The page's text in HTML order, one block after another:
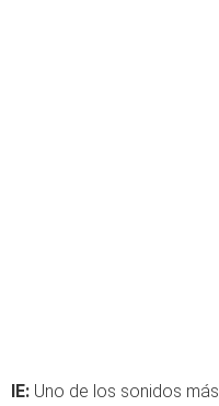
IE: Uno de los sonidos